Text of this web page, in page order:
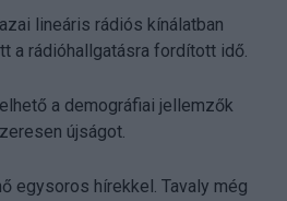
lineáris rádiós kínálatban
a rádióhallgatásra fordított idő.
a demográfiai jellemzők
újságot.
egysoros hírekkel. Tavaly még